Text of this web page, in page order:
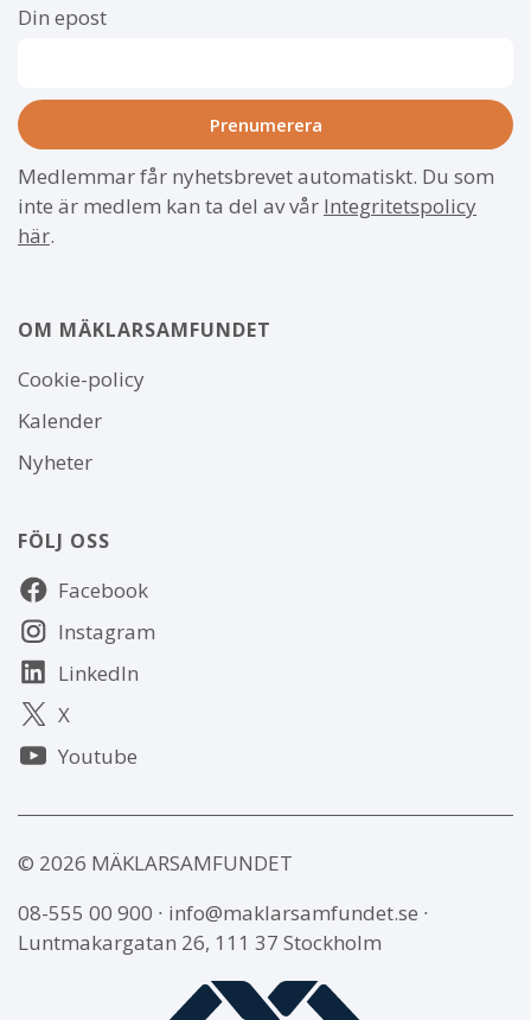
Din epost
Medlemmar får nyhetsbrevet automatiskt. Du som
inte är medlem kan ta del av vår Integritetspolicy
här.
OM MÄKLARSAMFUNDET
Om
webbplatsen
Cookie-policy
Kalender
Nyheter
FÖLJ OSS
Följ
oss Facebook
Instagram
LinkedIn
X
Youtube
© 2026 MÄKLARSAMFUNDET
08-555 00 900 ∙ info@maklarsamfundet.se ∙
Luntmakargatan 26, 111 37 Stockholm